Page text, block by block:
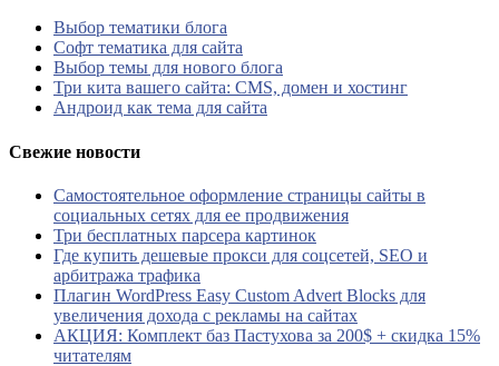
Выбор тематики блога
Софт тематика для сайта
Выбор темы для нового блога
Три кита вашего сайта: CMS, домен и хостинг
Андроид как тема для сайта
Свежие новости
Самостоятельное оформление страницы сайты в
социальных сетях для ее продвижения
Три бесплатных парсера картинок
Где купить дешевые прокси для соцсетей, SEO и
арбитража трафика
Плагин WordPress Easy Custom Advert Blocks для
увеличения дохода с рекламы на сайтах
АКЦИЯ: Комплект баз Пастухова за 200$ + скидка 15%
читателям